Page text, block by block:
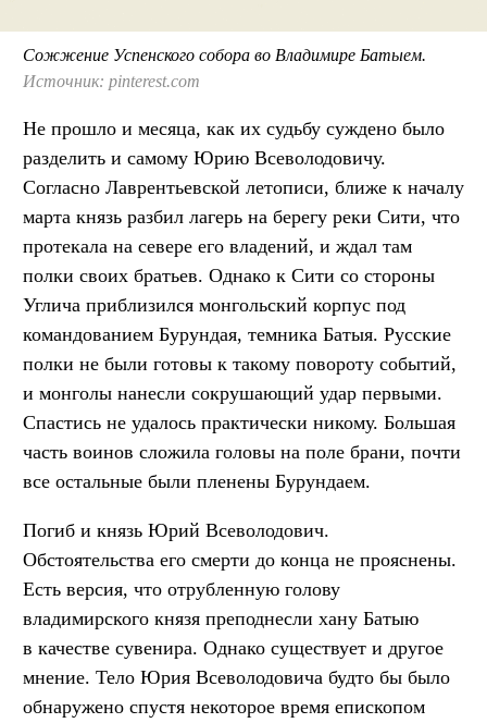
Сожжение Успенского собора во Владимире Батыем.
Источник: pinterest.com
Не прошло и месяца, как их судьбу суждено было
разделить и самому Юрию Всеволодовичу.
Согласно Лаврентьевской летописи, ближе к началу
марта князь разбил лагерь на берегу реки Сити, что
протекала на севере его владений, и ждал там
полки своих братьев. Однако к Сити со стороны
Углича приблизился монгольский корпус под
командованием Бурундая, темника Батыя. Русские
полки не были готовы к такому повороту событий,
и монголы нанесли сокрушающий удар первыми.
Спастись не удалось практически никому. Большая
часть воинов сложила головы на поле брани, почти
все остальные были пленены Бурундаем.
Погиб и князь Юрий Всеволодович.
Обстоятельства его смерти до конца не прояснены.
Есть версия, что отрубленную голову
владимирского князя преподнесли хану Батыю
в качестве сувенира. Однако существует и другое
мнение. Тело Юрия Всеволодовича будто бы было
обнаружено спустя некоторое время епископом